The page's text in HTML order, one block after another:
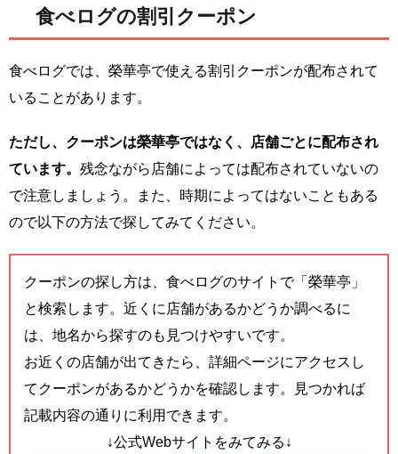
食べログの割引クーポン
食べログでは、榮華亭で使える割引クーポンが配布されて
いることがあります。
ただし、クーポンは榮華亭ではなく、店舗ごとに配布され
ています。 残念ながら店舗によっては配布されていないの
で注意しましょう。また、時期によってはないこともある
ので以下の方法で探してみてください。
クーポンの探し方は、食べログのサイトで「榮華亭」
と検索します。近くに店舗があるかどうか調べるに
は、地名から探すのも見つけやすいです。
お近くの店舗が出てきたら、詳細ページにアクセスし
てクーポンがあるかどうかを確認します。見つかれば
記載内容の通りに利用できます。
↓公式Webサイトをみてみる↓